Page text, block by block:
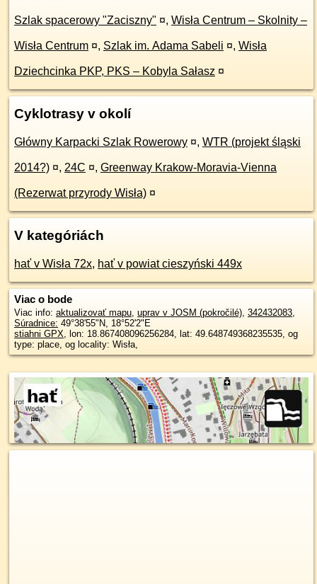
Szlak spacerowy "Zaciszny" ¤, Wisła Centrum – Skolnity –
Wisła Centrum ¤, Szlak im. Adama Sabeli ¤, Wisła
Dziechcinka PKP, PKS – Kobyla Sałasz ¤
Cyklotrasy v okolí
Główny Karpacki Szlak Rowerowy ¤, WTR (projekt śląski
2014?) ¤, 24C ¤, Greenway Krakow-Moravia-Vienna
(Rezerwat przyrody Wisła) ¤
V kategóriách
hať v Wisła 72x, hať v powiat cieszyński 449x
Viac o bode
Viac info: aktualizovať mapu, uprav v JOSM (pokročilé), 342432083,
Súradnice: 49°38'55"N, 18°52'2"E
stiahni GPX, lon: 18.867408096256284, lat: 49.648749368235535, og
type: place, og locality: Wisła,